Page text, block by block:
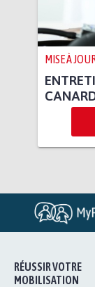
MISE À
RÉUSSIR VOTRE
MOBILISATION